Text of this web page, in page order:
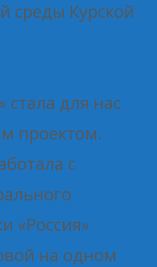
среды Курской
стала для нас
проектом.
с
«Россия»
на одном